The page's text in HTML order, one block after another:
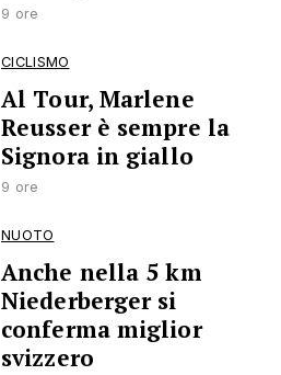
9 ore
CICLISMO
Al Tour, Marlene
Reusser è sempre la
Signora in giallo
9 ore
NUOTO
Anche nella 5 km
Niederberger si
conferma miglior
svizzero